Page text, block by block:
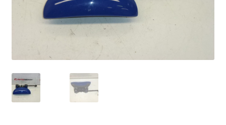
Моята сметка
Правила и условия